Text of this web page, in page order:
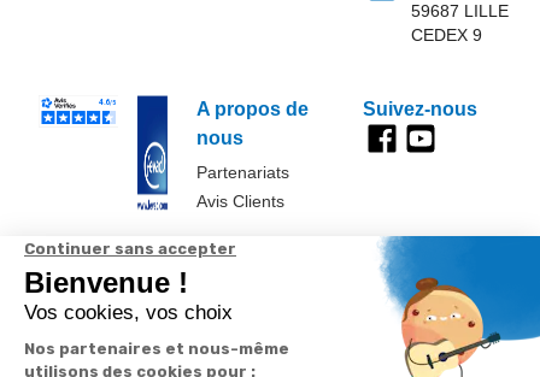
A propos de
nous
Partenariats
Avis Clients
59687 LILLE
CEDEX 9
Suivez-nous
Données
personnelles et
cookies
Paramétrer
les cookies
Conditions
générales de